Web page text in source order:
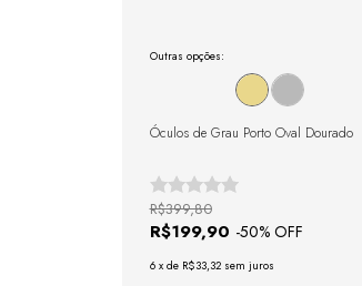
Outras opções:
Óculos de Grau Porto Oval Dourado
R$199,90 -50% OFF
R$399,80
6 x de R$33,32 sem juros